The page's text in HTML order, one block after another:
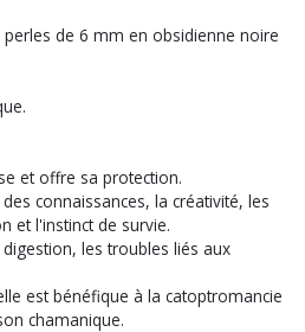
de 6 mm en obsidienne noire
et offre sa protection.
connaissances, la créativité, les
et l'instinct de survie.
les troubles liés aux
est bénéfique à la catoptromancie
chamanique.